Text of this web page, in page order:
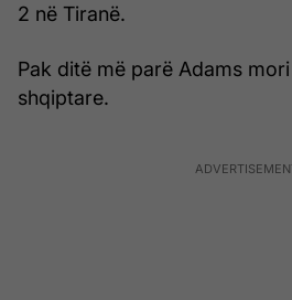
2 në Tiranë.
Pak ditë më parë Adams
shqiptare.